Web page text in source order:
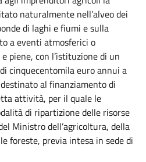
naturalmente nell’alveo dei
di laghi e fiumi e sulla
a eventi atmosferici o
piene, con l’istituzione di un
cinquecentomila euro annui a
al finanziamento di
attività, per il quale le
di ripartizione delle risorse
Ministro dell’agricoltura, della
foreste, previa intesa in sede di